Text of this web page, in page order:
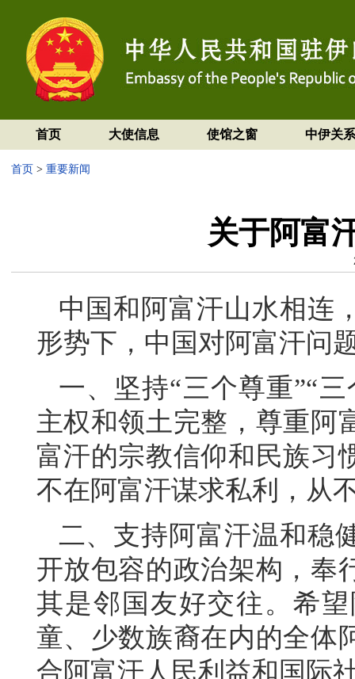
首页 大使信息 使馆之窗 中伊关系
首页 > 重要新闻
关于阿富
中国和阿富汗山水相连
形势下，中国对阿富汗问
一、坚持“三个尊重”“
主权和领土完整，尊重阿
富汗的宗教信仰和民族习
不在阿富汗谋求私利，从
二、支持阿富汗温和稳
开放包容的政治架构，奉
其是邻国友好交往。希
童、少数族裔在内的全体
合阿富汗人民利益和国际